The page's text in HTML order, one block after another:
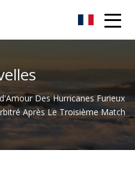
Des Hurricanes Furieux
Après Le Troisième Match